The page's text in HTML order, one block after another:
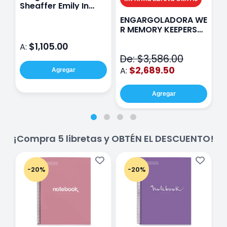
Sheaffer Emily In
A: $1,105.00
Agregar
ENGARGOLADORA WE
R MEMORY KEEPERS
De: $3,586.00
A: $2,689.50
Agregar
¡Compra 5 libretas y OBTÉN EL DESCUENTO!
-20% -20%